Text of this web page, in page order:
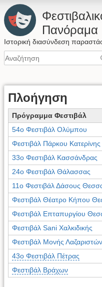
Πανόραμα
Ιστορική διασύνδεση
Πλοήγηση
Πρόγραμμα Φεστιβάλ
54ο Φεστιβάλ Ολύμπου
Φεστιβάλ Πάρκου Κατερίνης
33ο Φεστιβάλ Κασσάνδρας
24ο Φεστιβάλ Θάλασσας
11ο Φεστιβάλ Δάσους
Φεστιβάλ Θέατρο Κήπου
Φεστιβάλ Επταπυργίου
Φεστιβάλ Sani Χαλκιδικής
Φεστιβάλ Μονής
43ο Φεστιβάλ Πέτρας
Φεστιβάλ Βράχων